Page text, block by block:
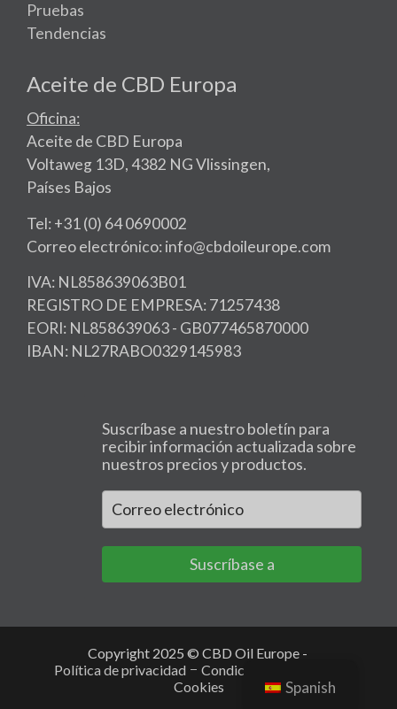
Pruebas
Tendencias
Aceite de CBD Europa
Oficina:
Aceite de CBD Europa
Voltaweg 13D, 4382 NG Vlissingen,
Países Bajos
Tel: +31 (0) 64 0690002
Correo electrónico: info@cbdoileurope.com
IVA: NL858639063B01
REGISTRO DE EMPRESA: 71257438
EORI: NL858639063 - GB077465870000
IBAN: NL27RABO0329145983
Suscríbase a nuestro boletín para
recibir información actualizada sobre
nuestros precios y productos.
Suscríbase a
Copyright 2025 © CBD Oil Europe -
Política de privacidad
Condiciones generales
Cookies
Spanish